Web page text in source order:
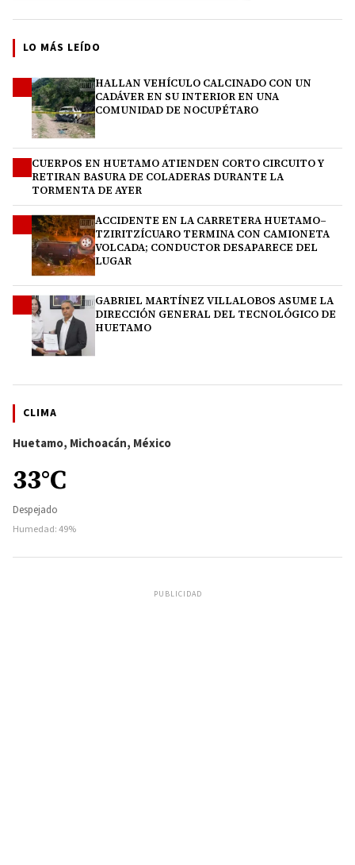
LO MÁS LEÍDO
HALLAN VEHÍCULO CALCINADO CON UN
CADÁVER EN SU INTERIOR EN UNA
COMUNIDAD DE NOCUPÉTARO
CUERPOS EN HUETAMO ATIENDEN CORTO CIRCUITO Y
RETIRAN BASURA DE COLADERAS DURANTE LA
TORMENTA DE AYER
ACCIDENTE EN LA CARRETERA HUETAMO–
TZIRITZÍCUARO TERMINA CON CAMIONETA
VOLCADA; CONDUCTOR DESAPARECE DEL
LUGAR
GABRIEL MARTÍNEZ VILLALOBOS ASUME LA
DIRECCIÓN GENERAL DEL TECNOLÓGICO DE
HUETAMO
CLIMA
Huetamo, Michoacán, México
33°C
Despejado
Humedad: 49%
PUBLICIDAD